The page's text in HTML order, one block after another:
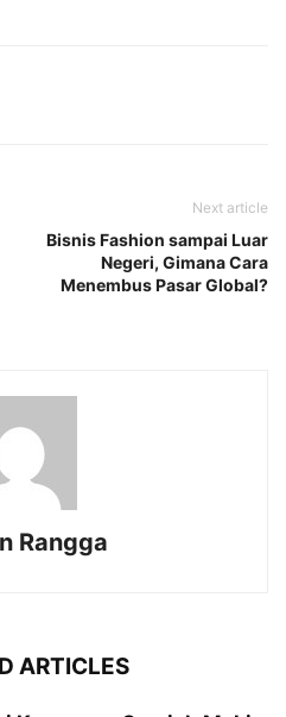
Next article
Bisnis Fashion sampai Luar
Negeri, Gimana Cara
Menembus Pasar Global?
Rangga
ARTICLES